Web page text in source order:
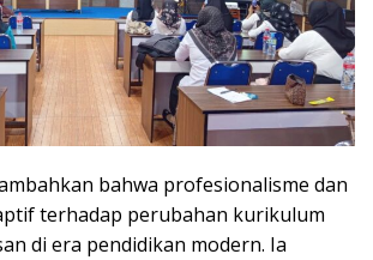
bahwa profesionalisme dan
terhadap perubahan kurikulum
di era pendidikan modern. Ia